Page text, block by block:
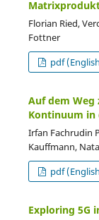
Florian Ried,
Fottner
pdf
Auf dem Weg
Kontinuum
Irfan Fachrudin
Kauffmann,
pdf
Exploring 5G